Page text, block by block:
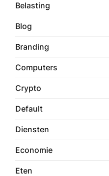
Belasting
Blog
Branding
Computers
Crypto
Default
Diensten
Economie
Eten